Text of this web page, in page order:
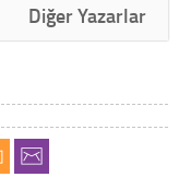
Diğer Yazarlar